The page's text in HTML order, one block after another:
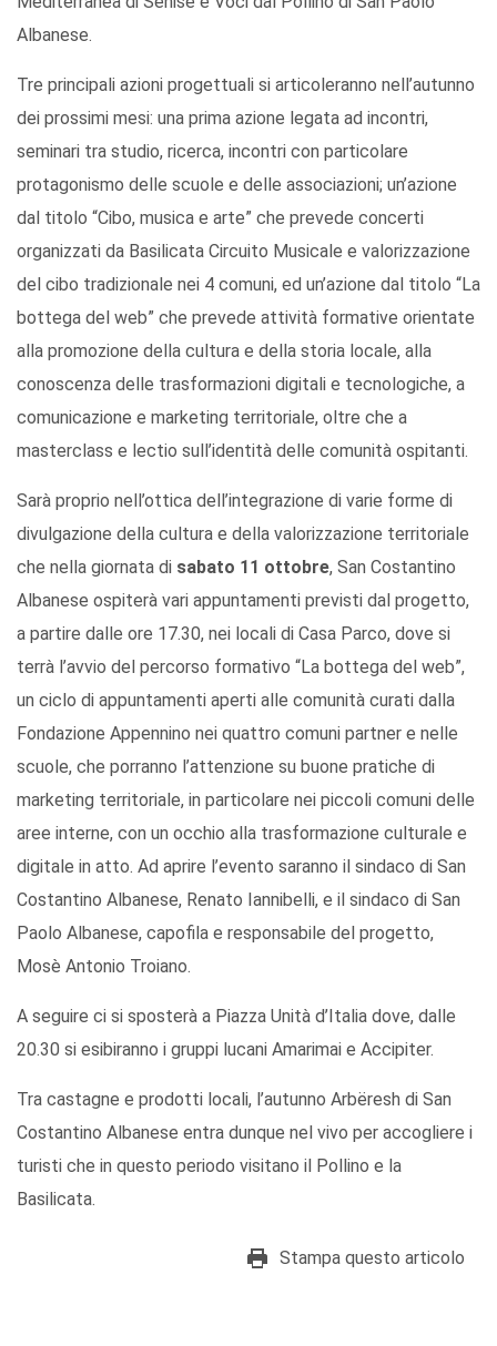
Albanese.
Tre principali azioni progettuali si articoleranno nell’autunno
dei prossimi mesi: una prima azione legata ad incontri,
seminari tra studio, ricerca, incontri con particolare
protagonismo delle scuole e delle associazioni; un’azione
dal titolo “Cibo, musica e arte” che prevede concerti
organizzati da Basilicata Circuito Musicale e valorizzazione
del cibo tradizionale nei 4 comuni, ed un’azione dal titolo “La
bottega del web” che prevede attività formative orientate
alla promozione della cultura e della storia locale, alla
conoscenza delle trasformazioni digitali e tecnologiche, a
comunicazione e marketing territoriale, oltre che a
masterclass e lectio sull’identità delle comunità ospitanti.
Sarà proprio nell’ottica dell’integrazione di varie forme di
divulgazione della cultura e della valorizzazione territoriale
che nella giornata di sabato 11 ottobre, San Costantino
Albanese ospiterà vari appuntamenti previsti dal progetto,
a partire dalle ore 17.30, nei locali di Casa Parco, dove si
terrà l’avvio del percorso formativo “La bottega del web”,
un ciclo di appuntamenti aperti alle comunità curati dalla
Fondazione Appennino nei quattro comuni partner e nelle
scuole, che porranno l’attenzione su buone pratiche di
marketing territoriale, in particolare nei piccoli comuni delle
aree interne, con un occhio alla trasformazione culturale e
digitale in atto. Ad aprire l’evento saranno il sindaco di San
Costantino Albanese, Renato Iannibelli, e il sindaco di San
Paolo Albanese, capofila e responsabile del progetto,
Mosè Antonio Troiano.
A seguire ci si sposterà a Piazza Unità d’Italia dove, dalle
20.30 si esibiranno i gruppi lucani Amarimai e Accipiter.
Tra castagne e prodotti locali, l’autunno Arbёresh di San
Costantino Albanese entra dunque nel vivo per accogliere i
turisti che in questo periodo visitano il Pollino e la
Basilicata.
Stampa questo articolo